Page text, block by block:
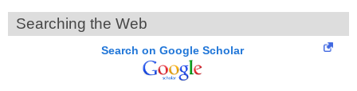
Searching the Web
Search on Google Scholar